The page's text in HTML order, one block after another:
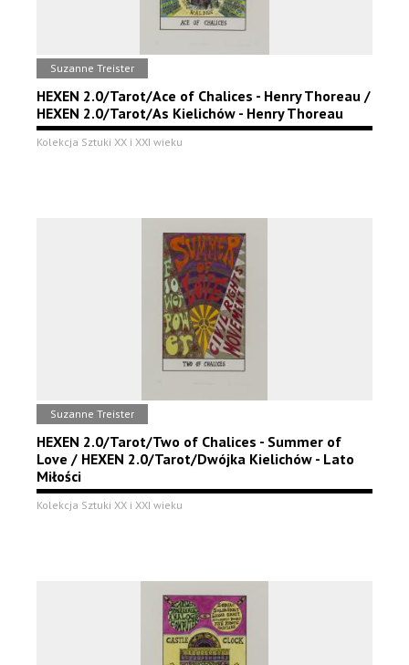
Suzanne Treister
HEXEN 2.0/Tarot/Ace of Chalices - Henry Thoreau /
HEXEN 2.0/Tarot/As Kielichów - Henry Thoreau
Kolekcja Sztuki XX i XXI wieku
Suzanne Treister
HEXEN 2.0/Tarot/Two of Chalices - Summer of
Love / HEXEN 2.0/Tarot/Dwójka Kielichów - Lato
Miłości
Kolekcja Sztuki XX i XXI wieku